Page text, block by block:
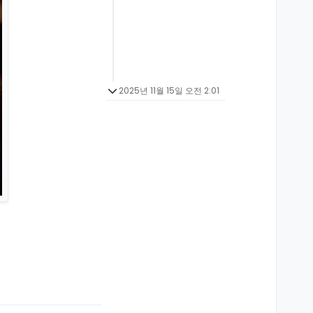
2025년 11월 15일 오전 2:01